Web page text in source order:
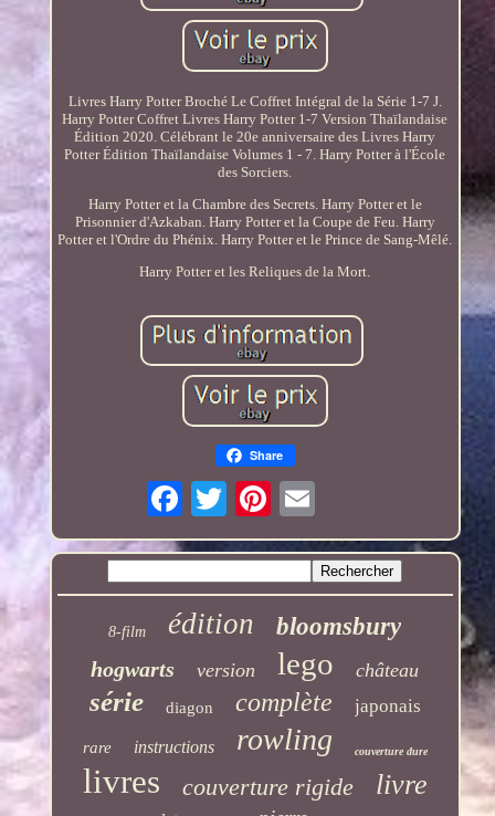
Livres Harry Potter Broché Le Coffret Intégral de la Série 1-7 J.
Harry Potter Coffret Livres Harry Potter 1-7 Version Thaïlandaise
Édition 2020. Célébrant le 20e anniversaire des Livres Harry
Potter Édition Thaïlandaise Volumes 1 - 7. Harry Potter à l'École
des Sorciers.
Harry Potter et la Chambre des Secrets. Harry Potter et le
Prisonnier d'Azkaban. Harry Potter et la Coupe de Feu. Harry
Potter et l'Ordre du Phénix. Harry Potter et le Prince de Sang-Mêlé.
Harry Potter et les Reliques de la Mort.
Share
8-film édition bloomsbury
hogwarts version lego château
série diagon complète japonais
rare instructions rowling couverture dure
livres couverture rigide livre